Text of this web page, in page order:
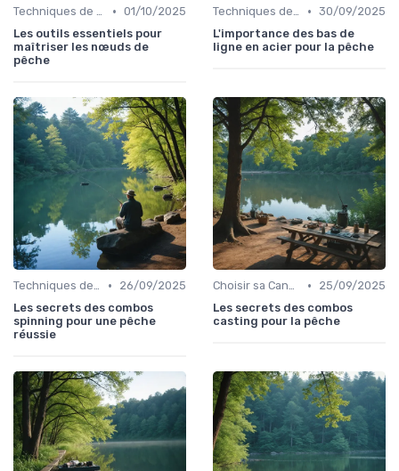
Techniques de Pêche • 01/10/2025
Les outils essentiels pour
maîtriser les nœuds de
pêche
Techniques de Pêche • 30/09/2025
L'importance des bas de
ligne en acier pour la pêche
Techniques de Pêche •
26/09/2025
Les secrets des combos
spinning pour une pêche
réussie
Choisir sa Canne et son Équipement •
25/09/2025
Les secrets des combos
casting pour la pêche